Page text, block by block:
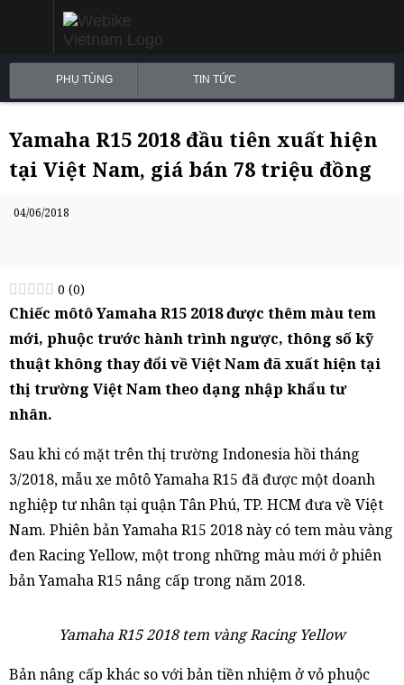
PHỤ TÙNG TIN TỨC
Yamaha R15 2018 đầu tiên xuất hiện
tại Việt Nam, giá bán 78 triệu đồng
04/06/2018
0 (0)
Chiếc môtô Yamaha R15 2018 được thêm màu tem
mới, phuộc trước hành trình ngược, thông số kỹ
thuật không thay đổi về Việt Nam đã xuất hiện tại
thị trường Việt Nam theo dạng nhập khẩu tư
nhân.
Sau khi có mặt trên thị trường Indonesia hồi tháng
3/2018, mẫu xe môtô Yamaha R15 đã được một doanh
nghiệp tư nhân tại quận Tân Phú, TP. HCM đưa về Việt
Nam. Phiên bản Yamaha R15 2018 này có tem màu vàng
đen Racing Yellow, một trong những màu mới ở phiên
bản Yamaha R15 nâng cấp trong năm 2018.
Yamaha R15 2018 tem vàng Racing Yellow
Bản nâng cấp khác so với bản tiền nhiệm ở vỏ phuộc